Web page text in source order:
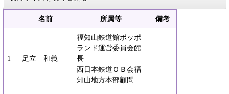
名前 所属等 備考
1 足立 和義
福知山鉄道館ポッポ
ランド運営委員会館
長
西日本鉄道ＯＢ会福
知山地方本部顧問